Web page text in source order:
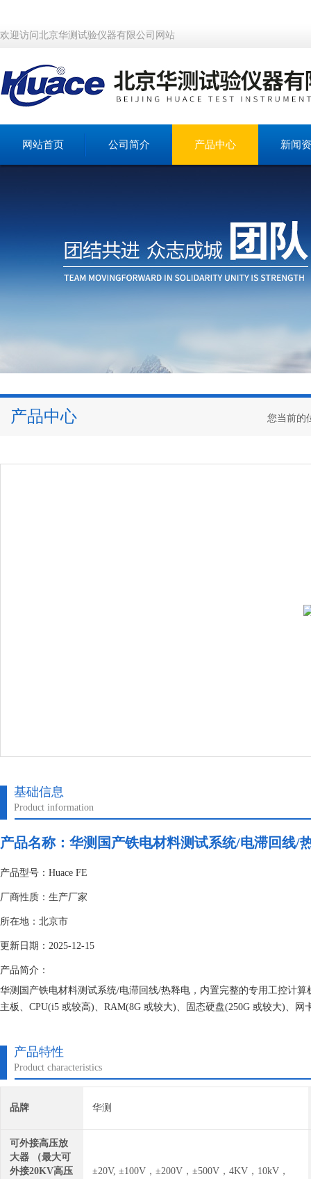
欢迎访问北京华测试验仪器有限公司网站
网站首页 公司简介 产品中心 新闻
产品中心 您当前的
基础信息
Product information
产品名称： 华测国产铁电材料测试系统/电滞回线/
产品型号：Huace FE
厂商性质：生产厂家
所在地：北京市
更新日期：2025-12-15
产品简介：
华测国产铁电材料测试系统/电滞回线/热释电，内置完整的专用工控计
主板、CPU(i5 或较高)、RAM(8G 或较大)、固态硬盘(250G 或较大)、
产品特性
Product characteristics
品牌 华测
可外接高压放
大器 （最大可
外接20KV高压
±20V, ±100V，±200V，±500V，4KV，10kV，